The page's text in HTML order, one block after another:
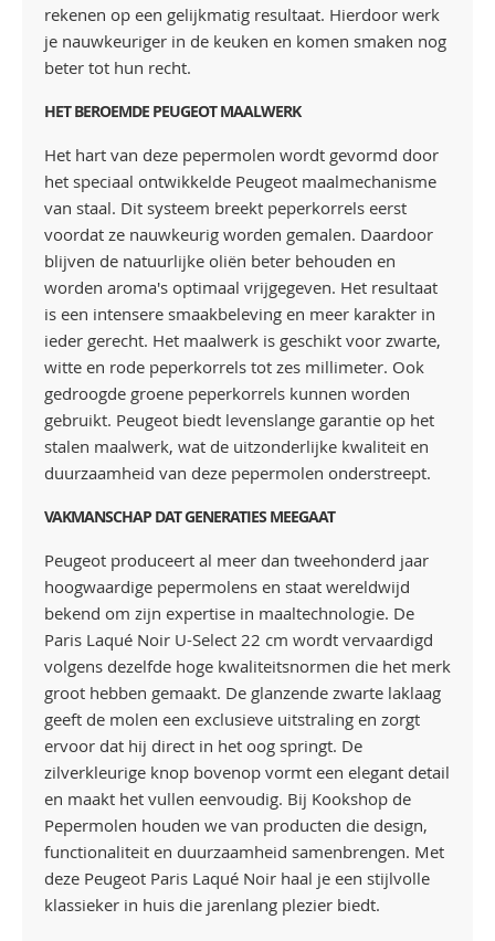
rekenen op een gelijkmatig resultaat. Hierdoor werk
je nauwkeuriger in de keuken en komen smaken nog
beter tot hun recht.
HET BEROEMDE PEUGEOT MAALWERK
Het hart van deze pepermolen wordt gevormd door
het speciaal ontwikkelde Peugeot maalmechanisme
van staal. Dit systeem breekt peperkorrels eerst
voordat ze nauwkeurig worden gemalen. Daardoor
blijven de natuurlijke oliën beter behouden en
worden aroma's optimaal vrijgegeven. Het resultaat
is een intensere smaakbeleving en meer karakter in
ieder gerecht. Het maalwerk is geschikt voor zwarte,
witte en rode peperkorrels tot zes millimeter. Ook
gedroogde groene peperkorrels kunnen worden
gebruikt. Peugeot biedt levenslange garantie op het
stalen maalwerk, wat de uitzonderlijke kwaliteit en
duurzaamheid van deze pepermolen onderstreept.
VAKMANSCHAP DAT GENERATIES MEEGAAT
Peugeot produceert al meer dan tweehonderd jaar
hoogwaardige pepermolens en staat wereldwijd
bekend om zijn expertise in maaltechnologie. De
Paris Laqué Noir U-Select 22 cm wordt vervaardigd
volgens dezelfde hoge kwaliteitsnormen die het merk
groot hebben gemaakt. De glanzende zwarte laklaag
geeft de molen een exclusieve uitstraling en zorgt
ervoor dat hij direct in het oog springt. De
zilverkleurige knop bovenop vormt een elegant detail
en maakt het vullen eenvoudig. Bij Kookshop de
Pepermolen houden we van producten die design,
functionaliteit en duurzaamheid samenbrengen. Met
deze Peugeot Paris Laqué Noir haal je een stijlvolle
klassieker in huis die jarenlang plezier biedt.